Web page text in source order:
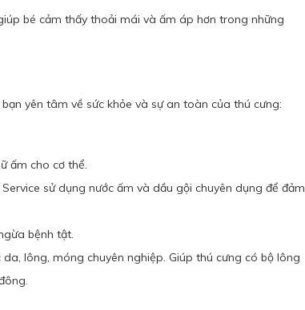
bé cảm thấy thoải mái và ấm áp hơn trong những
yên tâm về sức khỏe và sự an toàn của thú cưng:
ấm cho cơ thể.
sử dụng nước ấm và dầu gội chuyên dụng để đảm
bệnh tật.
lông, móng chuyên nghiệp. Giúp thú cưng có bộ lông